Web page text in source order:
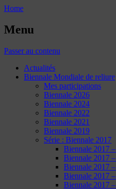
Home
Menu
Passer au contenu
Actualités
Biennale Mondiale de reliure
Mes participations
Biennale 2026
Biennale 2024
Biennale 2022
Biennale 2021
Biennale 2019
Série : Biennale 2017
Biennale 2017 –
Biennale 2017
Biennale 2017
Biennale 2017
Biennale 2017